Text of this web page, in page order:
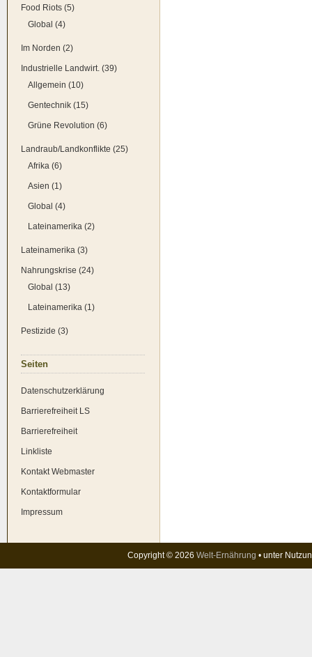
Food Riots (5)
Global (4)
Im Norden (2)
Industrielle Landwirt. (39)
Allgemein (10)
Gentechnik (15)
Grüne Revolution (6)
Landraub/Landkonflikte (25)
Afrika (6)
Asien (1)
Global (4)
Lateinamerika (2)
Lateinamerika (3)
Nahrungskrise (24)
Global (13)
Lateinamerika (1)
Pestizide (3)
Sei­ten
Daten­schutz­er­klä­rung
Bar­rie­re­frei­heit LS
Bar­rie­re­frei­heit
Link­lis­te
Kon­takt Web­mas­ter
Kon­takt­for­mu­lar
Impres­sum
Copyright © 2026 Welt-Ernährung • unter